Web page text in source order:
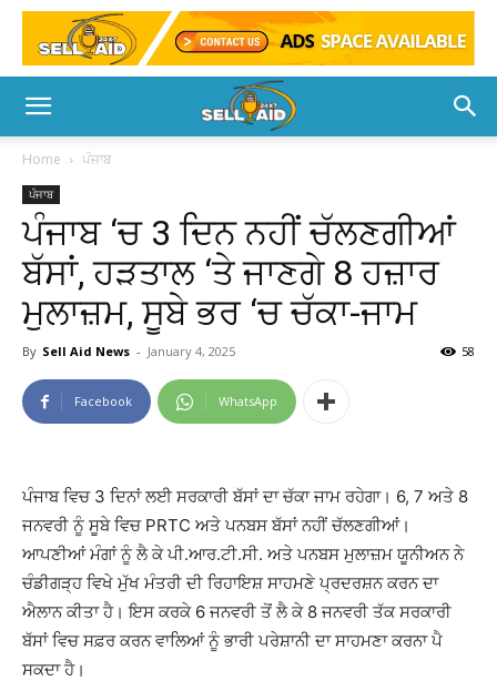
Home ਪੰਜਾਬ
ਪੰਜਾਬ
ਪੰਜਾਬ ‘ਚ 3 ਦਿਨ ਨਹੀਂ ਚੱਲਣਗੀਆਂ
ਬੱਸਾਂ, ਹੜਤਾਲ ‘ਤੇ ਜਾਣਗੇ 8 ਹਜ਼ਾਰ
ਮੁਲਾਜ਼ਮ, ਸੂਬੇ ਭਰ ‘ਚ ਚੱਕਾ-ਜਾਮ
By Sell Aid News - January 4, 2025 58
Facebook WhatsApp
ਪੰਜਾਬ ਵਿਚ 3 ਦਿਨਾਂ ਲਈ ਸਰਕਾਰੀ ਬੱਸਾਂ ਦਾ ਚੱਕਾ ਜਾਮ ਰਹੇਗਾ। 6, 7 ਅਤੇ 8
ਜਨਵਰੀ ਨੂੰ ਸੂਬੇ ਵਿਚ PRTC ਅਤੇ ਪਨਬਸ ਬੱਸਾਂ ਨਹੀਂ ਚੱਲਣਗੀਆਂ।
ਆਪਣੀਆਂ ਮੰਗਾਂ ਨੂੰ ਲੈ ਕੇ ਪੀ.ਆਰ.ਟੀ.ਸੀ. ਅਤੇ ਪਨਬਸ ਮੁਲਾਜ਼ਮ ਯੂਨੀਅਨ ਨੇ
ਚੰਡੀਗੜ੍ਹ ਵਿਖੇ ਮੁੱਖ ਮੰਤਰੀ ਦੀ ਰਿਹਾਇਸ਼ ਸਾਹਮਣੇ ਪ੍ਰਦਰਸ਼ਨ ਕਰਨ ਦਾ
ਐਲਾਨ ਕੀਤਾ ਹੈ। ਇਸ ਕਰਕੇ 6 ਜਨਵਰੀ ਤੋਂ ਲੈ ਕੇ 8 ਜਨਵਰੀ ਤੱਕ ਸਰਕਾਰੀ
ਬੱਸਾਂ ਵਿਚ ਸਫ਼ਰ ਕਰਨ ਵਾਲਿਆਂ ਨੂੰ ਭਾਰੀ ਪਰੇਸ਼ਾਨੀ ਦਾ ਸਾਹਮਣਾ ਕਰਨਾ ਪੈ
ਸਕਦਾ ਹੈ।